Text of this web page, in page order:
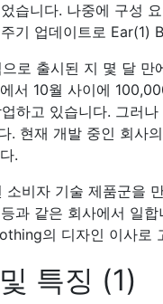
습니다. 나중에 구성
기 업데이트로 Ear(1)
로 출시된 지 몇 달
서 10월 사이에
하고 있습니다. 그러
. 현재 개발 중인 회사
.
비자 기술 제품군을
과 같은 회사에서 일
의 디자인 이사로
특징 (1)